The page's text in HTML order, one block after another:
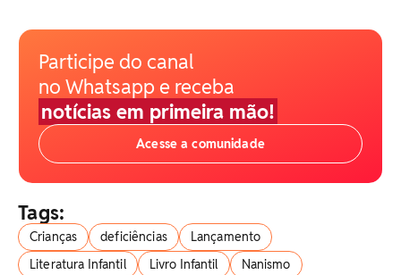
Participe do canal
no Whatsapp e receba
notícias em primeira mão!
Acesse a comunidade
Tags:
Crianças deficiências
Lançamento
Literatura Infantil
Livro Infantil
Nanismo